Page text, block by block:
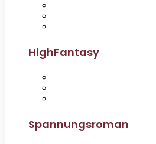
HighFantasy
Spannungsroman